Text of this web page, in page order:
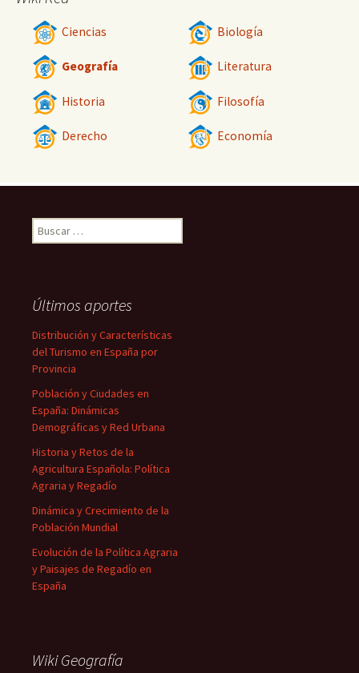
Ciencias Biología
Geografía Literatura
Historia Filosofía
Derecho Economía
Buscar:
Últimos aportes
Distribución y Características
del Turismo en España por
Provincia
Población y Ciudades en
España: Dinámicas
Demográficas y Red Urbana
Historia y Retos de la
Agricultura Española: Política
Agraria y Regadío
Dinámica y Crecimiento de la
Población Mundial
Evolución de la Política Agraria
y Paisajes de Regadío en
España
Wiki Geografía